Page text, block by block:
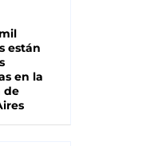
están
en la
de